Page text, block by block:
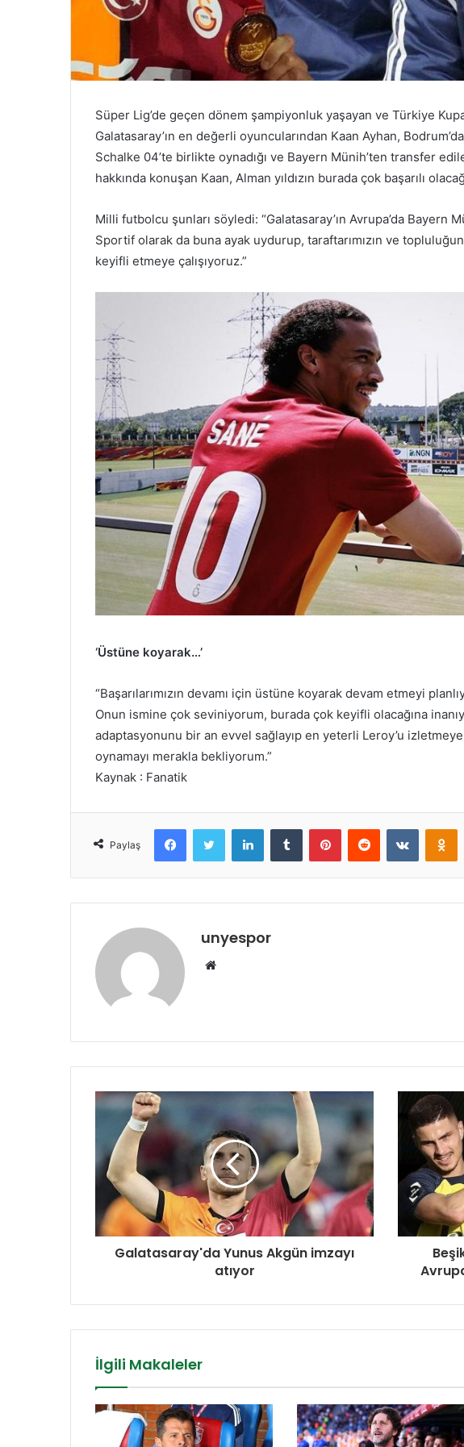
Süper Lig’de geçen dönem şampiyonluk yaşayan ve Türkiye
Galatasaray’ın en değerli oyuncularından Kaan Ayhan,
Schalke 04’te birlikte oynadığı ve Bayern Münih’ten transfer
hakkında konuşan Kaan, Alman yıldızın burada çok başarılı
Milli futbolcu şunları söyledi: “Galatasaray’ın Avrupa’da Bayern
Sportif olarak da buna ayak uydurup, taraftarımızın ve
keyifli etmeye çalışıyoruz.”
‘Üstüne koyarak…’
“Başarılarımızın devamı için üstüne koyarak devam etmeyi
Onun ismine çok seviniyorum, burada çok keyifli olacağına
adaptasyonunu bir an evvel sağlayıp en yeterli Leroy’u
oynamayı merakla bekliyorum.”
Kaynak : Fanatik
Paylaş
FacebookTwitter LinkedInTumblr PinterestReddit
unyespor
Web
Galatasaray'da Yunus Akgün imzayı
atıyor
İlgili Makaleler